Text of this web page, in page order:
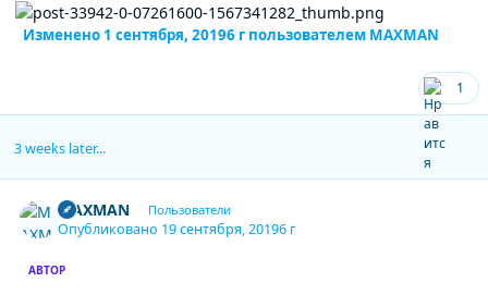
Изменено 1 сентября, 20196 гпользователем MAXMAN
1
3 weeks later...
MAXMAN Пользователи
Опубликовано 19 сентября, 20196 г
АВТОР